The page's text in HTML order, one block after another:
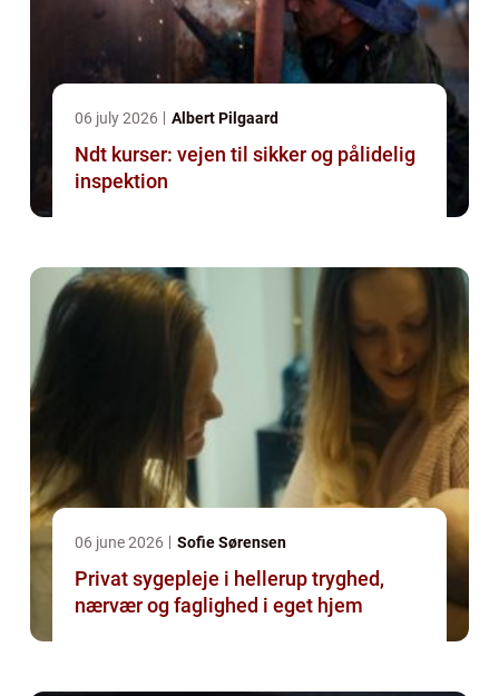
06 july 2026 Albert Pilgaard
Ndt kurser: vejen til sikker og pålidelig
inspektion
06 june 2026 Sofie Sørensen
Privat sygepleje i hellerup tryghed,
nærvær og faglighed i eget hjem